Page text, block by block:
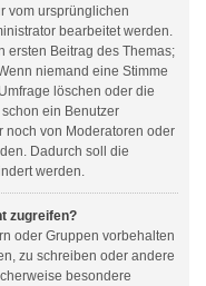
vom ursprünglichen
bearbeitet werden.
ersten Beitrag des Themas;
niemand eine Stimme
löschen oder die
ein Benutzer
noch von Moderatoren oder
Dadurch soll die
werden.
zugreifen?
oder Gruppen vorbehalten
zu schreiben oder andere
besondere